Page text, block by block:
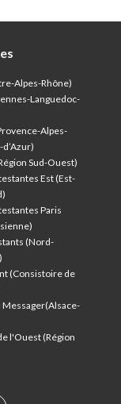
Alpes-Rhône)
Languedoc-
Alpes-
)
Sud-Ouest)
Est (Est-
Paris
(Nord-
(Consistoire de
Messager(Alsace-
l'Ouest (Région